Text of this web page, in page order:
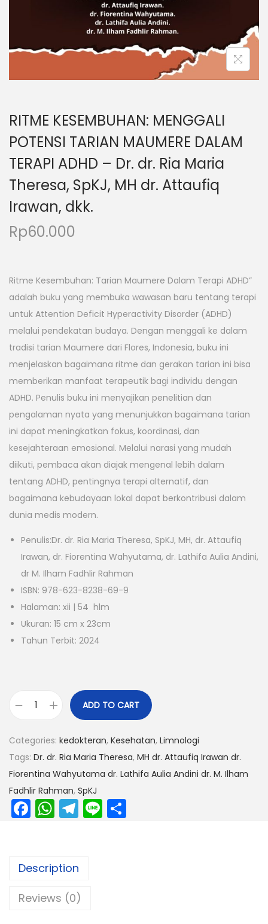
RITME KESEMBUHAN: MENGGALI
POTENSI TARIAN MAUMERE DALAM
TERAPI ADHD – Dr. dr. Ria Maria
Theresa, SpKJ, MH dr. Attaufiq
Irawan, dkk.
Rp60.000
Ritme Kesembuhan: Tarian Maumere Dalam Terapi ADHD”
adalah buku yang membuka wawasan baru tentang terapi
untuk Attention Deficit Hyperactivity Disorder (ADHD)
melalui pendekatan budaya. Dengan menggali ke dalam
tradisi tarian Maumere dari Flores, Indonesia, buku ini
menjelaskan bagaimana ritme dan gerakan tarian ini bisa
memberikan manfaat terapeutik bagi individu dengan
ADHD. Penulis buku ini menyajikan penelitian dan
pengalaman nyata yang menunjukkan bagaimana tarian
ini dapat meningkatkan fokus, koordinasi, dan
kesejahteraan emosional. Melalui narasi yang mudah
diikuti, pembaca akan diajak mengenal lebih dalam
tentang ADHD, pentingnya terapi alternatif, dan
bagaimana kebudayaan lokal dapat berkontribusi dalam
dunia medis modern.
Penulis:Dr. dr. Ria Maria Theresa, SpKJ, MH, dr. Attaufiq
Irawan, dr. Fiorentina Wahyutama, dr. Lathifa Aulia Andini,
dr M. Ilham Fadhlir Rahman
ISBN: 978-623-8238-69-9
Halaman: xii | 54 hlm
Ukuran: 15 cm x 23cm
Tahun Terbit: 2024
ADD TO CART
Categories: kedokteran, Kesehatan, Limnologi
Tags: Dr. dr. Ria Maria Theresa, MH dr. Attaufiq Irawan dr.
Fiorentina Wahyutama dr. Lathifa Aulia Andini dr. M. Ilham
Fadhlir Rahman, SpKJ
F
e
o
W
ts
A
p
T
m
Li
Description
Reviews (0)